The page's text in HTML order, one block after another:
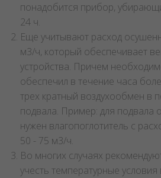
понадобится прибор,
24 ч.
Еще учитывают расход
м3/ч, который обеспечивает
устройства. Причем
обеспечил в течение часа
трех кратный воздухообмен в
подвала. Пример: для
нужен влагопоглотитель с
50 - 75 м3/ч.
Во многих случаях
учесть температурные